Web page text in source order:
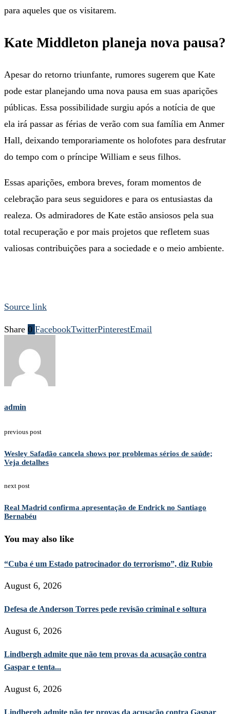
para aqueles que os visitarem.
Kate Middleton planeja nova pausa?
Apesar do retorno triunfante, rumores sugerem que Kate
pode estar planejando uma nova pausa em suas aparições
públicas. Essa possibilidade surgiu após a notícia de que
ela irá passar as férias de verão com sua família em Anmer
Hall, deixando temporariamente os holofotes para desfrutar
do tempo com o príncipe William e seus filhos.
Essas aparições, embora breves, foram momentos de
celebração para seus seguidores e para os entusiastas da
realeza. Os admiradores de Kate estão ansiosos pela sua
total recuperação e por mais projetos que refletem suas
valiosas contribuições para a sociedade e o meio ambiente.
Source link
Share 0 FacebookTwitterPinterestEmail
admin
previous post
Wesley Safadão cancela shows por problemas sérios de saúde;
Veja detalhes
next post
Real Madrid confirma apresentação de Endrick no Santiago
Bernabéu
You may also like
“Cuba é um Estado patrocinador do terrorismo”, diz Rubio
August 6, 2026
Defesa de Anderson Torres pede revisão criminal e soltura
August 6, 2026
Lindbergh admite que não tem provas da acusação contra
Gaspar e tenta...
August 6, 2026
Lindbergh admite não ter provas da acusação contra Gaspar